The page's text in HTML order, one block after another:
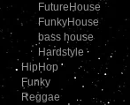
FutureHouse
FunkyHouse
bass house
Hardstyle
HipHop
Funky
Reggae